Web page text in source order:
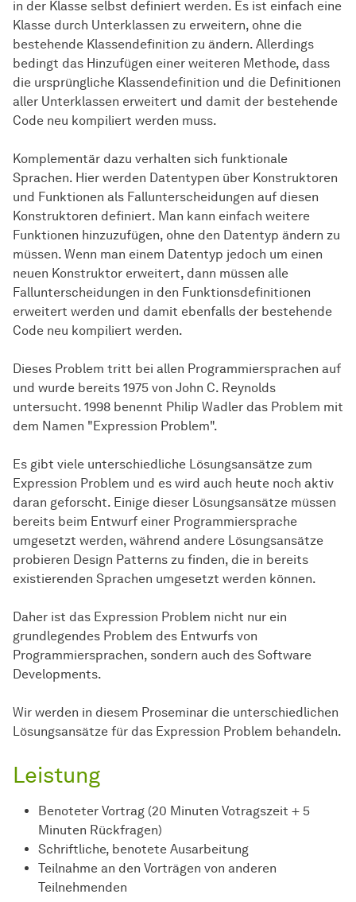
in der Klasse selbst definiert werden. Es ist einfach eine
Klasse durch Unterklassen zu erweitern, ohne die
bestehende Klassendefinition zu ändern. Allerdings
bedingt das Hinzufügen einer weiteren Methode, dass
die ursprüngliche Klassendefinition und die Definitionen
aller Unterklassen erweitert und damit der bestehende
Code neu kompiliert werden muss.
Komplementär dazu verhalten sich funktionale
Sprachen. Hier werden Datentypen über Konstruktoren
und Funktionen als Fallunterscheidungen auf diesen
Konstruktoren definiert. Man kann einfach weitere
Funktionen hinzuzufügen, ohne den Datentyp ändern zu
müssen. Wenn man einem Datentyp jedoch um einen
neuen Konstruktor erweitert, dann müssen alle
Fallunterscheidungen in den Funktionsdefinitionen
erweitert werden und damit ebenfalls der bestehende
Code neu kompiliert werden.
Dieses Problem tritt bei allen Programmiersprachen auf
und wurde bereits 1975 von John C. Reynolds
untersucht. 1998 benennt Philip Wadler das Problem mit
dem Namen "Expression Problem".
Es gibt viele unterschiedliche Lösungsansätze zum
Expression Problem und es wird auch heute noch aktiv
daran geforscht. Einige dieser Lösungsansätze müssen
bereits beim Entwurf einer Programmiersprache
umgesetzt werden, während andere Lösungsansätze
probieren Design Patterns zu finden, die in bereits
existierenden Sprachen umgesetzt werden können.
Daher ist das Expression Problem nicht nur ein
grundlegendes Problem des Entwurfs von
Programmiersprachen, sondern auch des Software
Developments.
Wir werden in diesem Proseminar die unterschiedlichen
Lösungsansätze für das Expression Problem behandeln.
Leistung
Benoteter Vortrag (20 Minuten Votragszeit + 5
Minuten Rückfragen)
Schriftliche, benotete Ausarbeitung
Teilnahme an den Vorträgen von anderen
Teilnehmenden